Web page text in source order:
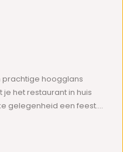
prachtige hoogglans
het restaurant in huis
gelegenheid een feest....